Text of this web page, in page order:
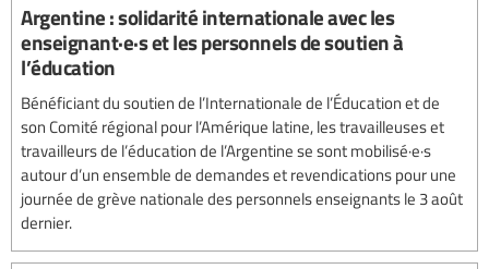
Argentine : solidarité internationale avec les
enseignant·e·s et les personnels de soutien à
l’éducation
Bénéficiant du soutien de l’Internationale de l’Éducation et de
son Comité régional pour l’Amérique latine, les travailleuses et
travailleurs de l’éducation de l’Argentine se sont mobilisé·e·s
autour d’un ensemble de demandes et revendications pour une
journée de grève nationale des personnels enseignants le 3 août
dernier.